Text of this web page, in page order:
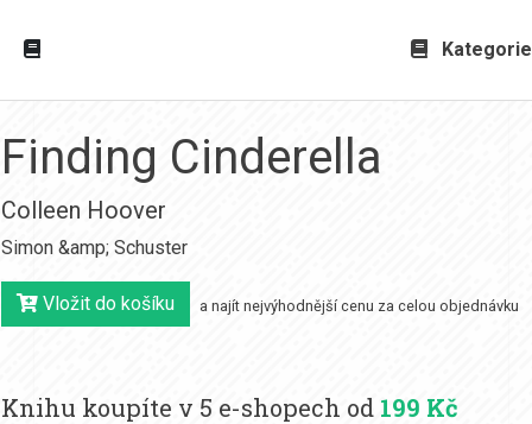
Kategorie
Finding Cinderella
Colleen Hoover
Simon &amp; Schuster
Vložit do košíku a najít nejvýhodnější cenu za celou objednávku
Knihu koupíte v 5 e-shopech od 199 Kč